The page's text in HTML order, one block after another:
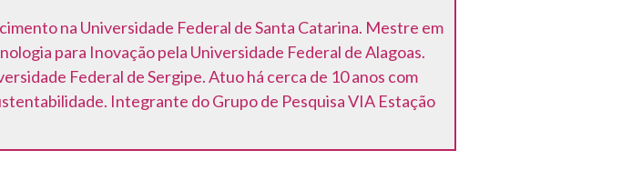
na Universidade Federal de Santa Catarina. Mestre em
para Inovação pela Universidade Federal de Alagoas.
Federal de Sergipe. Atuo há cerca de 10 anos com
Integrante do Grupo de Pesquisa VIA Estação